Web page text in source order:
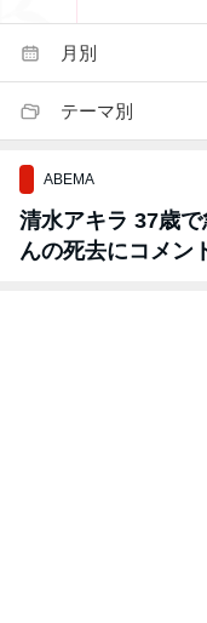
月別
テーマ別
ABEMA
清水アキラ 37歳
んの死去にコメン